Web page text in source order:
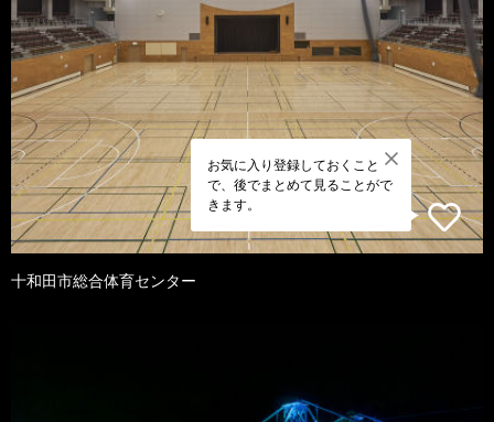
お気に入り登録しておくこと
で、後でまとめて見ることがで
きます。
十和田市総合体育センター